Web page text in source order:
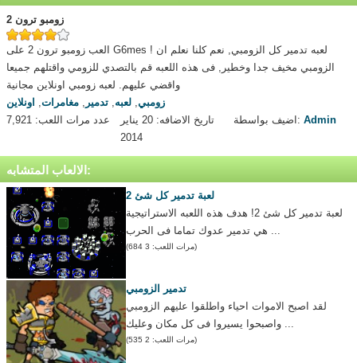
زومبو ترون 2
العب زومبو ترون 2 على G6mes ! لعبه تدمير كل الزومبي, نعم كلنا نعلم ان
الزومبي مخيف جدا وخطير, فى هذه اللعبه قم بالتصدي للزومي واقتلهم جميعا
واقضي عليهم. لعبه زومبي اونلاين مجانية
زومبي, لعبه, تدمير , مغامرات, اونلاين
عدد مرات اللعب: 7,921
تاريخ الاضافه: 20 يناير
2014
اضيف بواسطة:Admin
الالعاب المتشابه:
لعبة تدمير كل شئ 2
لعبة تدمير كل شئ 2! هدف هذه اللعبه الاستراتيجية
هي تدمير عدوك تماما فى الحرب ...
(مرات اللعب: 3 684)
تدمير الزومبي
لقد اصبح الاموات احياء واطلقوا عليهم الزومبي
واصبحوا يسيروا فى كل مكان وعليك ...
(مرات اللعب: 2 535)